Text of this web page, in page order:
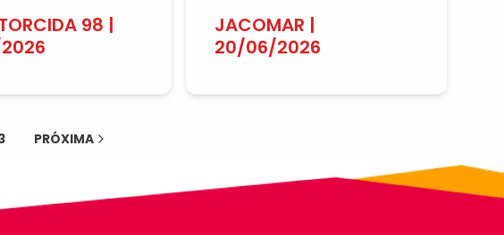
98 |
JACOMAR |
20/06/2026
PRÓXIMA